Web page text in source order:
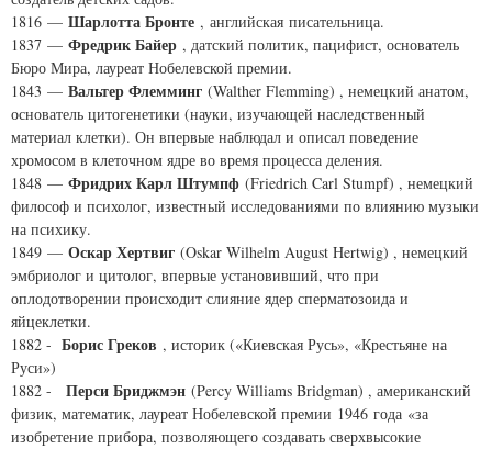
1816 — Шарлотта Бронте , английская писательница.
1837 — Фредрик Байер , датский политик, пацифист, основатель
Бюро Мира, лауреат Нобелевской премии.
1843 — Вальтер Флемминг (Walther Flemming) , немецкий анатом,
основатель цитогенетики (науки, изучающей наследственный
материал клетки). Он впервые наблюдал и описал поведение
хромосом в клеточном ядре во время процесса деления.
1848 — Фридрих Карл Штумпф (Friedrich Carl Stumpf) , немецкий
философ и психолог, известный исследованиями по влиянию музыки
на психику.
1849 — Оскар Хертвиг (Oskar Wilhelm August Hertwig) , немецкий
эмбриолог и цитолог, впервые установивший, что при
оплодотворении происходит слияние ядер сперматозоида и
яйцеклетки.
1882 - Борис Греков , историк («Киевская Русь», «Крестьяне на
Руси»)
1882 - Перси Бриджмэн (Percy Williams Bridgman) , американский
физик, математик, лауреат Нобелевской премии 1946 года «за
изобретение прибора, позволяющего создавать сверхвысокие